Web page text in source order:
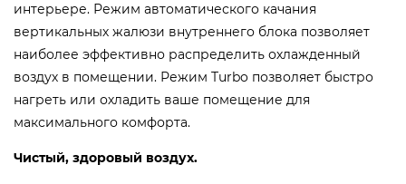
интерьере. Режим автоматического качания
вертикальных жалюзи внутреннего блока позволяет
наиболее эффективно распределить охлажденный
воздух в помещении. Режим Turbo позволяет быстро
нагреть или охладить ваше помещение для
максимального комфорта.
Чистый, здоровый воздух.